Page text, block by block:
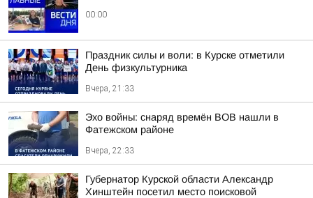
00:00
Праздник силы и воли: в Курске отметили
День физкультурника
Вчера, 21:33
Эхо войны: снаряд времён ВОВ нашли в
Фатежском районе
Вчера, 22:33
Губернатор Курской области Александр
Хинштейн посетил место поисковой